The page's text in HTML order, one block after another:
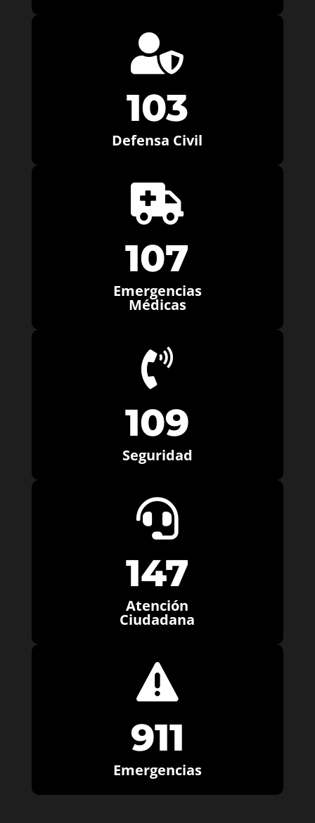

103
Defensa Civil

107
Emergencias
Médicas

109
Seguridad

147
Atención
Ciudadana

911
Emergencias